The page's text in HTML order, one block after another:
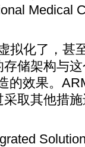
Medical
拟化了，甚
储架构与
的效果。
取其他措